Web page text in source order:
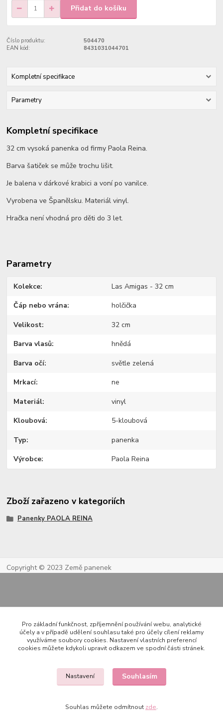
Přidat do košíku
Číslo produktu:
504470
EAN kód:
8431031044701
Kompletní specifikace
Parametry
Kompletní specifikace
32 cm vysoká panenka od firmy Paola Reina.
Barva šatiček se může trochu lišit.
Je balena v dárkové krabici a voní po vanilce.
Vyrobena ve Španělsku. Materiál vinyl.
Hračka není vhodná pro děti do 3 let.
Parametry
Kolekce Las Amigas - 32 cm
Čáp nebo vrána holčička
Velikost 32 cm
Barva vlasů hnědá
Barva očí světle zelená
Mrkací ne
Materiál vinyl
Kloubová 5-kloubová
Typ panenka
Výrobce Paola Reina
Zboží zařazeno v kategoriích
Panenky PAOLA REINA
Copyright © 2023 Země panenek
PO-PÁ 10-20h., SO+NE 14-20h.
Pro základní funkčnost, zpříjemnění používání webu, analytické
účely a v případě udělení souhlasu také pro účely cílení reklamy
využíváme soubory cookies. Nastavení vlastních preferencí
cookies můžete kdykoli upravit odkazem ve spodní části stránek.
Nastavení Souhlasím
Souhlas můžete odmítnout zde.